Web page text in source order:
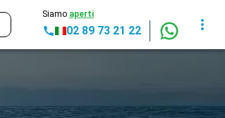
Siamo aperti
02 89 73 21 22